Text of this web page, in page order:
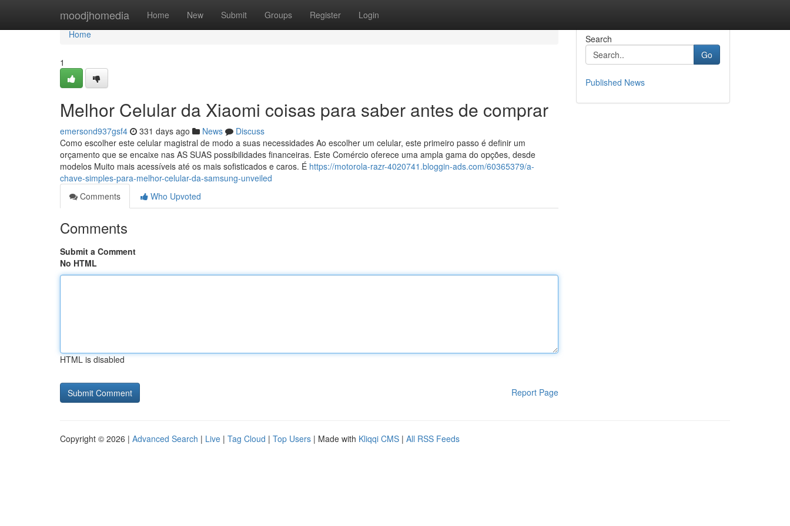
moodjhomedia Home New Submit Groups Register Login
Home
Home
1
Melhor Celular da Xiaomi coisas para saber antes de comprar
emersond937gsf4 331 days ago News
Discuss
Como escolher este celular magistral de modo a suas necessidades Ao escolher um celular, este primeiro passo é definir um
orçamento que se encaixe nas AS SUAS possibilidades financeiras. Este Comércio oferece uma ampla gama do opções, desde
modelos Muito mais acessíveis até os mais sofisticados e caros. É https://motorola-razr-4020741.bloggin-ads.com/60365379/a-
chave-simples-para-melhor-celular-da-samsung-unveiled
Comments
Who Upvoted
Comments
Submit a Comment
No HTML
HTML is disabled
Report Page
Search
Go
Published News
Copyright © 2026 | Advanced Search | Live | Tag Cloud | Top Users | Made with Kliqqi CMS | All RSS Feeds